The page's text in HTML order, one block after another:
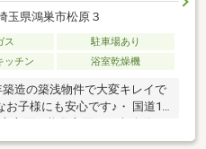
玉県鴻巣市松原３
ス
駐車場あり
ッチン 浴室乾燥機
の築浅物件で大変キレイで
子様にも安心です♪・ 国道17
ドラッグストアが点在してお